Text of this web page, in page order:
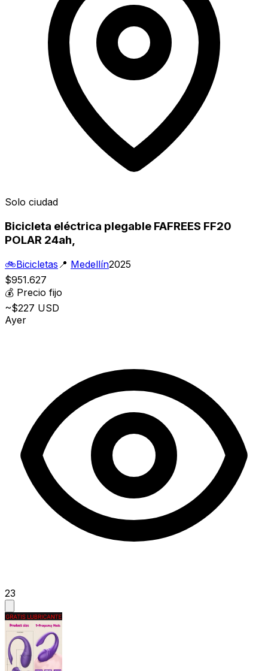
Solo ciudad
Bicicleta eléctrica plegable FAFREES FF20
POLAR 24ah,
🚲Bicicletas 📍 Medellín2025
$951.627
💰 Precio fijo
~$227 USD
Ayer
23